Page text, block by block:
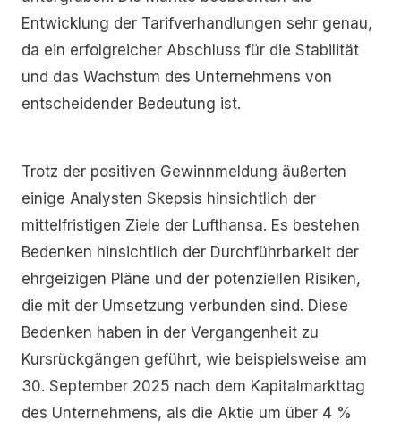
Entwicklung der Tarifverhandlungen sehr genau,
da ein erfolgreicher Abschluss für die Stabilität
und das Wachstum des Unternehmens von
entscheidender Bedeutung ist.
Trotz der positiven Gewinnmeldung äußerten
einige Analysten Skepsis hinsichtlich der
mittelfristigen Ziele der Lufthansa. Es bestehen
Bedenken hinsichtlich der Durchführbarkeit der
ehrgeizigen Pläne und der potenziellen Risiken,
die mit der Umsetzung verbunden sind. Diese
Bedenken haben in der Vergangenheit zu
Kursrückgängen geführt, wie beispielsweise am
30. September 2025 nach dem Kapitalmarkttag
des Unternehmens, als die Aktie um über 4 %